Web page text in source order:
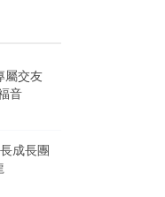
屬交友
音
成長團